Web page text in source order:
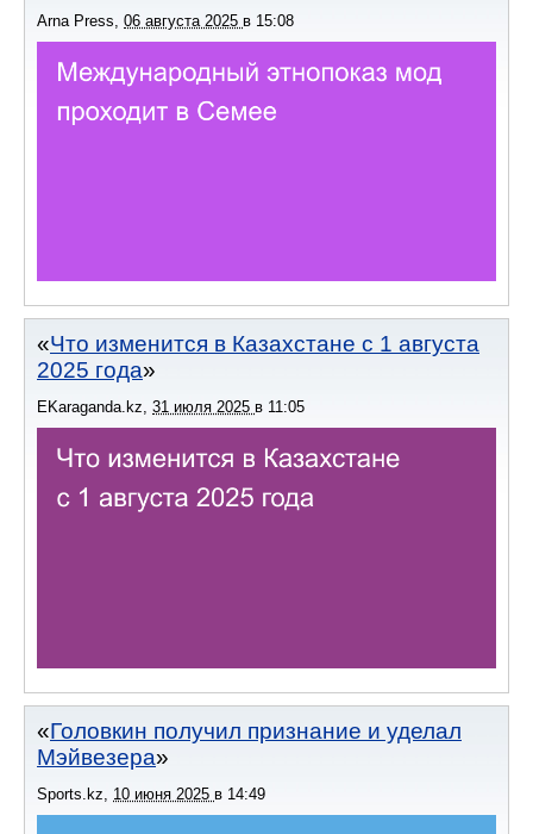
Arna Press 06 августа 2025 в 15:08
Что изменится в Казахстане с 1 августа
2025 года
EKaraganda.kz, 31 июля 2025 в 11:05
Головкин получил признание и уделал
Мэйвезера
Sports.kz, 10 июня 2025 в 14:49